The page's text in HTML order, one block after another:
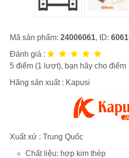
Mã sản phẩm: 24006061, ID: 6061
Đánh giá :
5 điểm (1 lượt), bạn hãy cho điểm
Hãng sản xuất : Kapusi
Xuất xứ : Trung Quốc
Chất liệu: hợp kim thép